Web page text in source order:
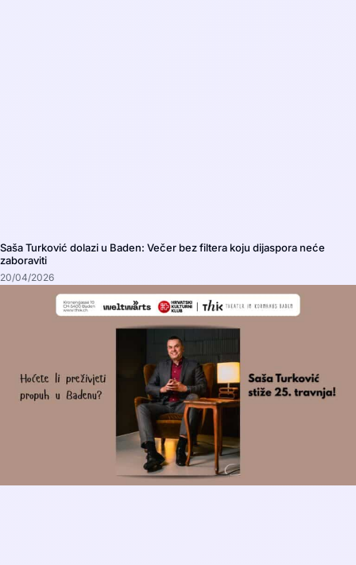
Saša Turković dolazi u Baden: Večer bez filtera koju dijaspora neće
zaboraviti
20/04/2026